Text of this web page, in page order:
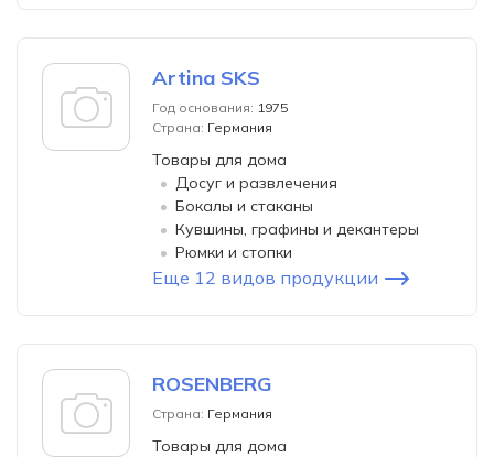
Artina SKS
Год основания: 1975
Страна: Германия
Товары для дома
Досуг и развлечения
Бокалы и стаканы
Кувшины, графины и декантеры
Рюмки и стопки
Еще 12 видов продукции
ROSENBERG
Страна: Германия
Товары для дома